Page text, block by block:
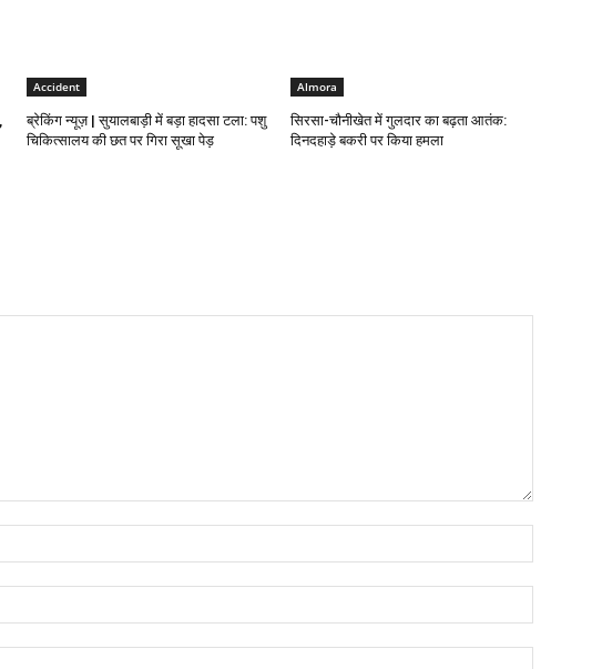
Accident
ब्रेकिंग न्यूज़ | सुयालबाड़ी में बड़ा हादसा टला: पशु
चिकित्सालय की छत पर गिरा सूखा पेड़
Almora
सिरसा-चौनीखेत में गुलदार का बढ़ता आतंक:
दिनदहाड़े बकरी पर किया हमला